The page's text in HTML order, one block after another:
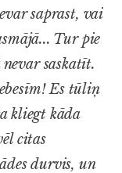
saprast, vai
Tur pie
saskatīt.
Es tūliņ
kliegt kāda
citas
durvis, un